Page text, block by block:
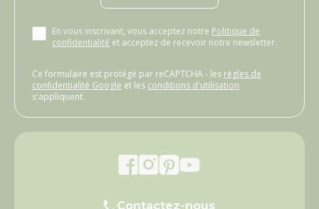
En vous inscrivant, vous acceptez notre Politique de
confidentialité et acceptez de recevoir notre newsletter.
Ce formulaire est protégé par reCAPTCHA - les règles de
confidentialité Google et les conditions d'utilisation
s'appliquent.
Contactez-nous